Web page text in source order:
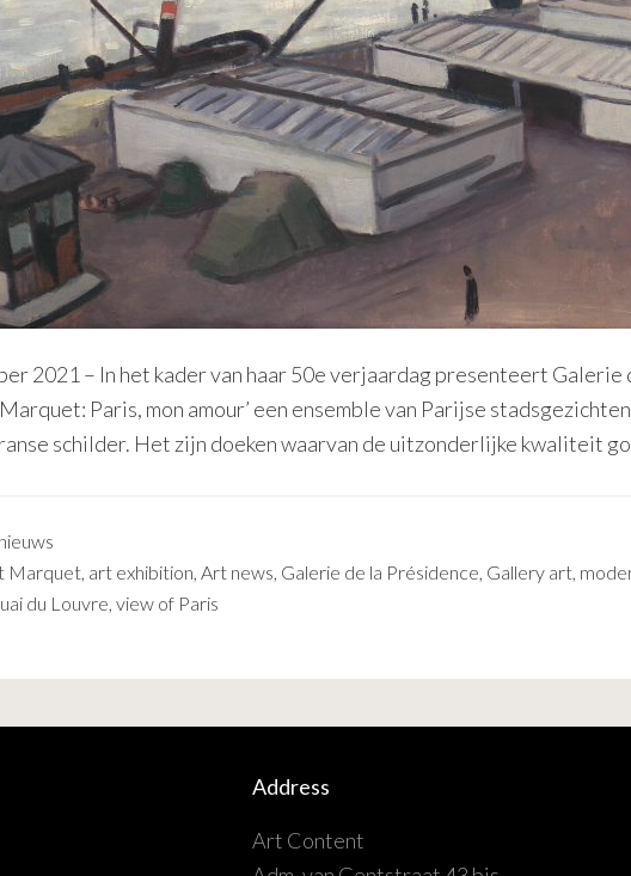
2021 – In het kader van haar 50e verjaardag presenteert
Paris, mon amour’ een ensemble van Parijse
schilder. Het zijn doeken waarvan de uitzonderlijke kwaliteit
Marquet, art exhibition, Art news, Galerie de la Présidence, Gallery art,
du Louvre, view of Paris
Address
Art Content